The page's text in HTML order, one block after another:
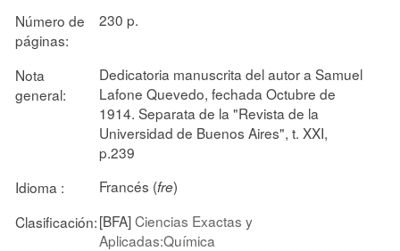
Número de
páginas:
230 p.
Nota
general:
Dedicatoria manuscrita del autor a Samuel
Lafone Quevedo, fechada Octubre de
1914. Separata de la "Revista de la
Universidad de Buenos Aires", t. XXI,
p.239
Idioma :
Francés (fre)
Clasificación:[BFA]Ciencias Exactas y
Aplicadas:Química